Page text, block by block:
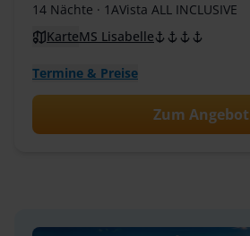
14 Nächte · 1AVista ALL INCLUSIVE
KarteMS Lisabelle
Termine & Preise
Zum Angebot